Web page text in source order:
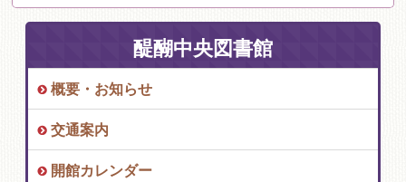
醍醐中央図書館
概要・お知らせ
交通案内
開館カレンダー